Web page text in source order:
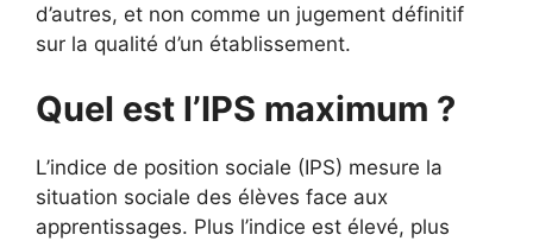
d’autres, et non comme un jugement définitif
sur la qualité d’un établissement.
Quel est l’IPS maximum ?
L’indice de position sociale (IPS) mesure la
situation sociale des élèves face aux
apprentissages. Plus l’indice est élevé, plus